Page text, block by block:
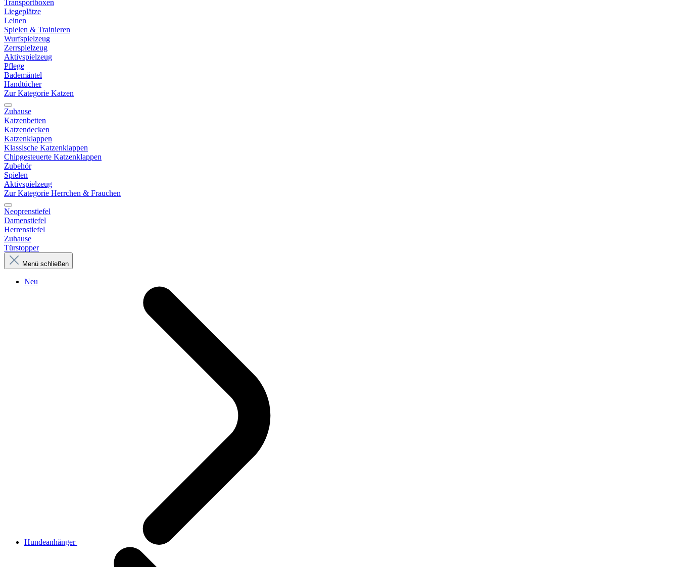
Transportboxen
Liegeplätze
Leinen
Spielen & Trainieren
Wurfspielzeug
Zerrspielzeug
Aktivspielzeug
Pflege
Bademäntel
Handtücher
Zur Kategorie Katzen
Zuhause
Katzenbetten
Katzendecken
Katzenklappen
Klassische Katzenklappen
Chipgesteuerte Katzenklappen
Zubehör
Spielen
Aktivspielzeug
Zur Kategorie Herrchen & Frauchen
Neoprenstiefel
Damenstiefel
Herrenstiefel
Zuhause
Türstopper
Menü schließen
Neu
Hundeanhänger